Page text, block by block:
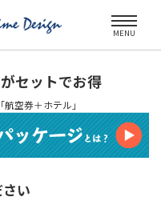
MENU
セットでお得
空券＋ホテル」
い